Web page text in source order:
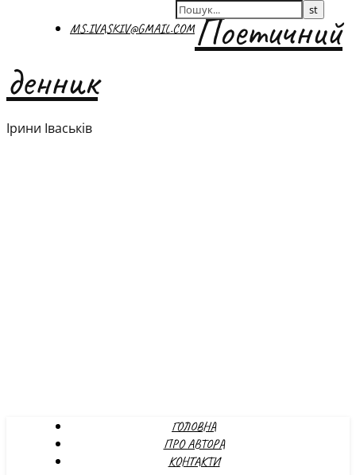
MS.IVASKIV@GMAIL.COMПоетичний
денник
Ірини Іваськів
ГОЛОВНА
ПРО АВТОРА
КОНТАКТИ